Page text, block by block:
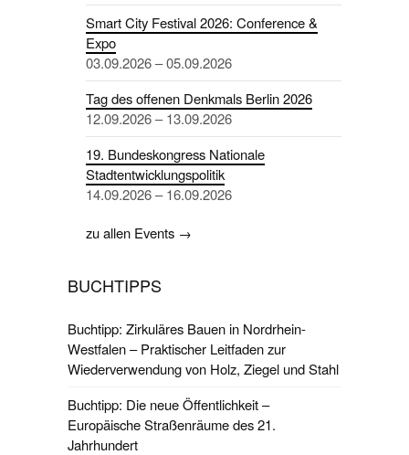
Smart City Festival 2026: Conference &
Expo
03.09.2026 – 05.09.2026
Tag des offenen Denkmals Berlin 2026
12.09.2026 – 13.09.2026
19. Bundeskongress Nationale
Stadtentwicklungspolitik
14.09.2026 – 16.09.2026
zu allen Events →
BUCHTIPPS
Buchtipp: Zirkuläres Bauen in Nordrhein-
Westfalen – Praktischer Leitfaden zur
Wiederverwendung von Holz, Ziegel und Stahl
Buchtipp: Die neue Öffentlichkeit –
Europäische Straßenräume des 21.
Jahrhundert